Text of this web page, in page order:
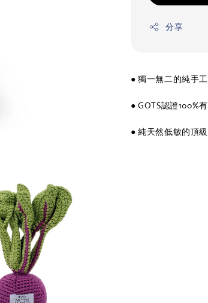
分享
● 獨一無二的純手
● GOTS認證100%
● 純天然低敏的頂